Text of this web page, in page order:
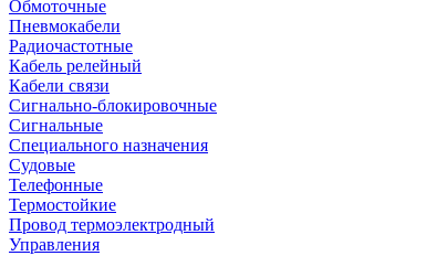
Обмоточные
Пневмокабели
Радиочастотные
Кабель релейный
Кабели связи
Сигнально-блокировочные
Сигнальные
Специального назначения
Судовые
Телефонные
Термостойкие
Провод термоэлектродный
Управления